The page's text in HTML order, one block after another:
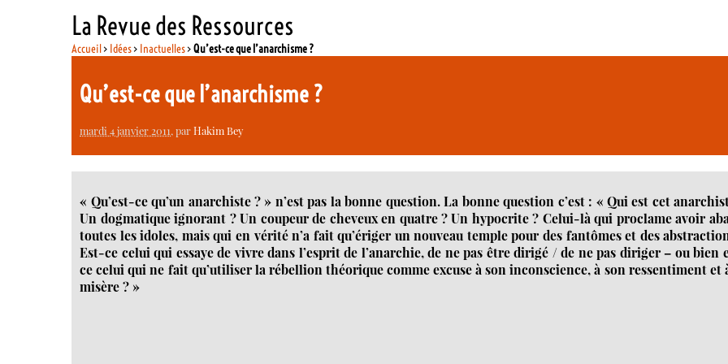
La Revue des Ressources
Accueil> Idées> Inactuelles>Qu’est-ce que l’anarchisme ?
Qu’est-ce que l’anarchisme ?
mardi 4 janvier 2011, parHakim Bey
« Qu’est-ce qu’un anarchiste ? » n’est pas la bonne question. La bonne question c’est : « Qui est cet
Un dogmatique ignorant ? Un coupeur de cheveux en quatre ? Un hypocrite ? Celui-là qui proclame avoir
toutes les idoles, mais qui en vérité n’a fait qu’ériger un nouveau temple pour des fantômes et des
Est-ce celui qui essaye de vivre dans l’esprit de l’anarchie, de ne pas être dirigé / de ne pas diriger – ou bien
ce celui qui ne fait qu’utiliser la rébellion théorique comme excuse à son inconscience, à son ressentiment et
misère ? »